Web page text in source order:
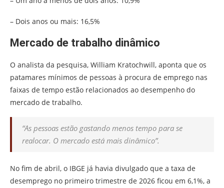
– Dois anos ou mais: 16,5%
Mercado de trabalho dinâmico
O analista da pesquisa, William Kratochwill, aponta que os
patamares mínimos de pessoas à procura de emprego nas
faixas de tempo estão relacionados ao desempenho do
mercado de trabalho.
“As pessoas estão gastando menos tempo para se
realocar. O mercado está mais dinâmico”.
No fim de abril, o IBGE já havia divulgado que a taxa de
desemprego no primeiro trimestre de 2026 ficou em 6,1%, a